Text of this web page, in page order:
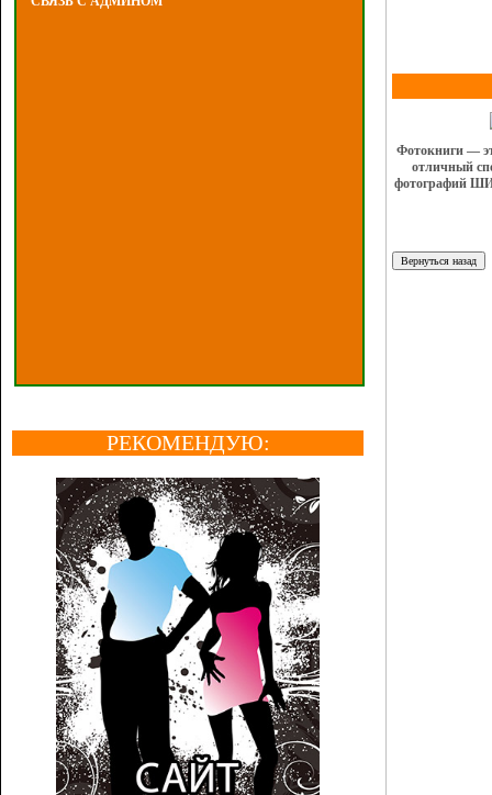
РЕКОМЕНДУЮ:
Фотокниги —
отличный
фотографий